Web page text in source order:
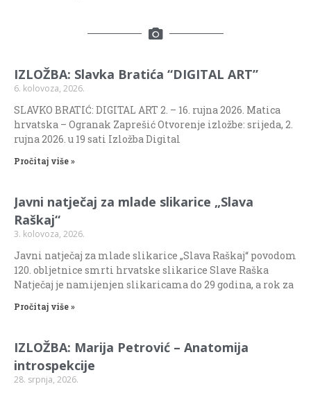
IZLOŽBA: Slavka Bratića “DIGITAL ART”
6. kolovoza, 2026.
SLAVKO BRATIĆ: DIGITAL ART 2. – 16. rujna 2026. Matica
hrvatska – Ogranak Zaprešić Otvorenje izložbe: srijeda, 2.
rujna 2026. u 19 sati Izložba Digital
Pročitaj više »
Javni natječaj za mlade slikarice „Slava
Raškaj“
3. kolovoza, 2026.
Javni natječaj za mlade slikarice „Slava Raškaj“ povodom
120. obljetnice smrti hrvatske slikarice Slave Raška
Natječaj je namijenjen slikaricama do 29 godina, a rok za
Pročitaj više »
IZLOŽBA: Marija Petrović – Anatomija
introspekcije
28. srpnja, 2026.